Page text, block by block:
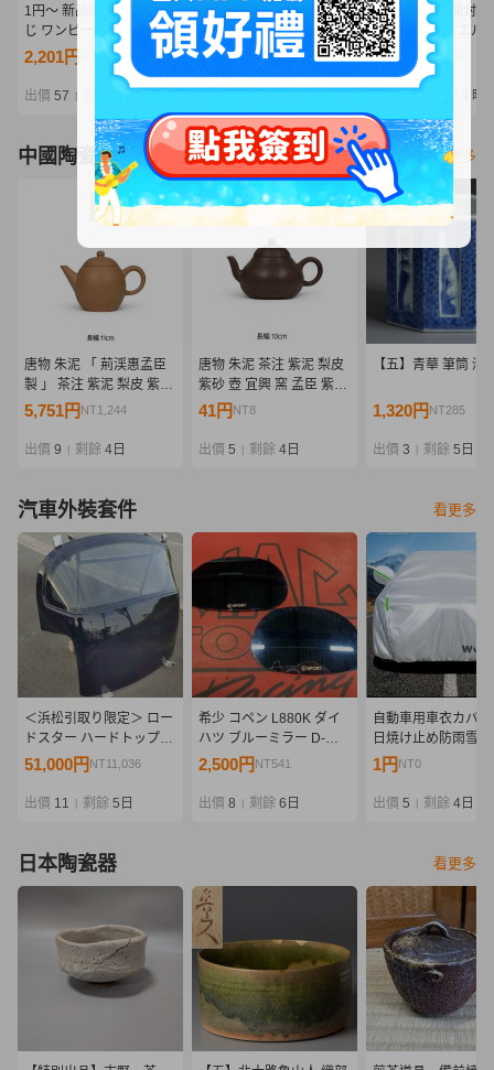
1円〜 新品未開封 一番く
じ ワンピース エルバフ編
GIANT BASH!! Vol.2 B賞
サンジ MASTERLISE
EXPIECE フィギュア
2,201円 NT476
出價 57 3 時
1円〜 未開封 一番くじ ワ
ンピース エルバフ編
GIANT BASH!! Vol.2 ラス
トワン賞 軍子宮 E賞 シャ
ムロック MASTERLISE
EXPIECE フィギュア
7,000円NT1,514
1円〜 新品未開封
じ ワンピース エル
GIANT BASH!!
サンジ
EXPIECE フィギ
2,100円NT454
3 時
中國陶瓷器 看更多
唐物 朱泥 「 荊渓惠孟臣
製 」 茶注 紫泥 梨皮 紫砂
壺 宜興 窯 孟臣 紫砂 壷 急
蛮 鉄瓶 長幅11㎝
5,751円 NT1,244
出價 9 剩餘 4日
唐物 朱泥 茶注 紫泥 梨皮
紫砂 壺 宜興 窯 孟臣 紫砂
壷 急須 煎茶 道具 中国古
41円 NT8
出價 5 剩餘 4日
【五】青華 筆筒 清
1,320円 NT285
出價 3 剩餘 5日
汽車外裝套件 看更多
＜浜松引取り限定＞ ロー
ドスター ハードトップ
M2-1028 軽量 ユーノス
51,000円 NT11,036
出價 11 剩餘 5日
希少 コペン L880K ダイ
ハツ ブルーミラー D-
SPORT DSPORT ロゴ入
2,500円 NT541
出價 8 剩餘 6日
自動車用車衣カバ
日焼け止め防雨雪
除け冬季厚雹防止
1円 NT0
出價 5 剩餘 4日
日本陶瓷器 看更多